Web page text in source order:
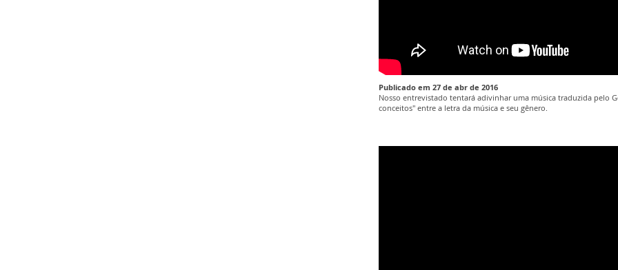
Publicado em 27 de abr de 2016
Nosso entrevistado tentará adivinhar uma música traduzida pelo
conceitos" entre a letra da música e seu gênero.